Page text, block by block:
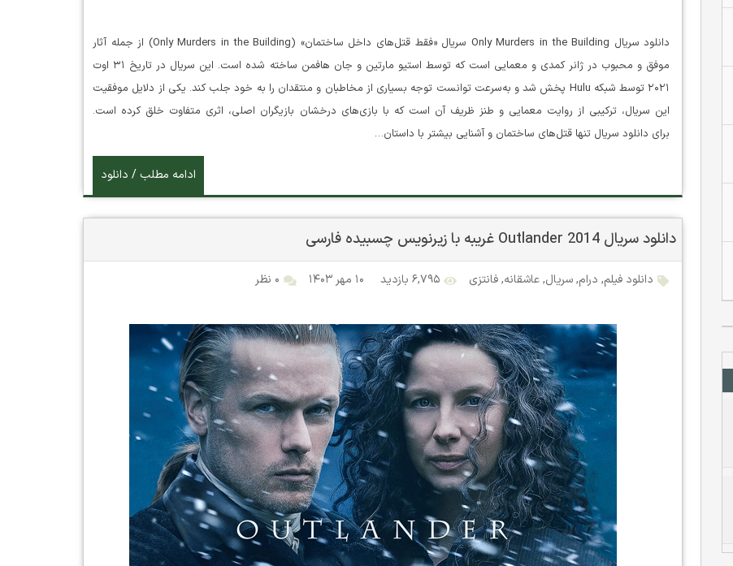
دانلود سریال Only Murders in the Building سریال «فقط قتل‌های داخل ساختمان» (Only Murders in the Building) از جمله آثار
موفق و محبوب در ژانر کمدی و معمایی است که توسط استیو مارتین و جان هافمن ساخته شده است. این سریال در تاریخ ۳۱ اوت
۲۰۲۱ توسط شبکه Hulu پخش شد و به‌سرعت توانست توجه بسیاری از مخاطبان و منتقدان را به خود جلب کند. یکی از دلایل موفقیت
این سریال، ترکیبی از روایت معمایی و طنز ظریف آن است که با بازی‌های درخشان بازیگران اصلی، اثری متفاوت خلق کرده است.
برای دانلود سریال تنها قتل‌های ساختمان و آشنایی بیشتر با داستان…
ادامه مطلب / دانلود
دانلود سریال Outlander 2014 غریبه با زیرنویس چسبیده فارسی
دانلود فیلم, درام,سریال,عاشقانه,فانتزی ۶,۷۹۵ بازدید ۱۰ مهر ۱۴۰۳ ۰ نظر